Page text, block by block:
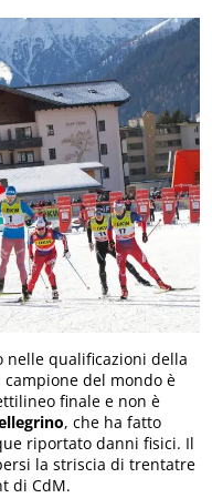
nelle qualificazioni della
campione del mondo è
finale e non è
, che ha fatto
riportato danni fisici. Il
la striscia di trentatre
di CdM.